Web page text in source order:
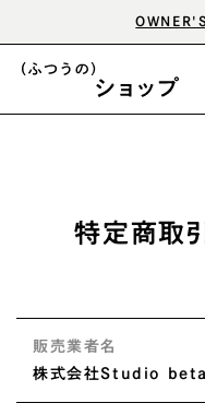
特定商取
販売業者名
株式会社Studio beta